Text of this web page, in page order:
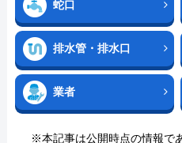
蛇口
排水管・排水口
業者
※本記事は公開時点の情報で